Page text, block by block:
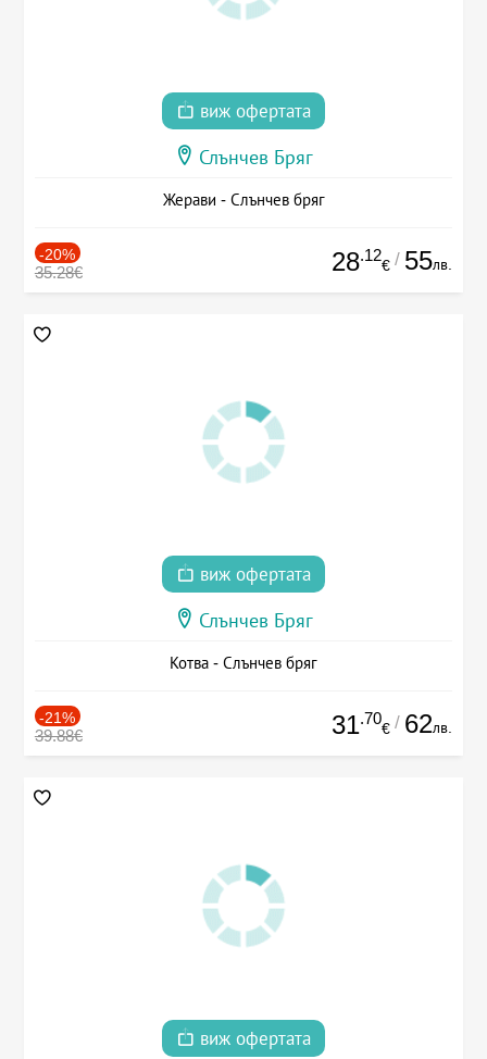
виж офертата
Слънчев Бряг
Жерави - Слънчев бряг
-20%
35.28€ 28.12
€ / 55лв.
виж офертата
Слънчев Бряг
Котва - Слънчев бряг
-21%
39.88€ 31.70
€ / 62лв.
виж офертата